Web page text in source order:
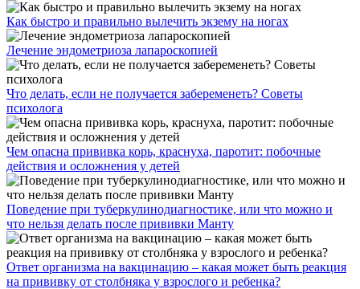
Как быстро и правильно вылечить экзему на ногах
Лечение эндометриоза лапароскопией
Что делать, если не получается забеременеть? Советы
психолога
Чем опасна прививка корь, краснуха, паротит: побочные
действия и осложнения у детей
Поведение при туберкулинодиагностике, или что можно и
что нельзя делать после прививки Манту
Ответ организма на вакцинацию – какая может быть реакция
на прививку от столбняка у взрослого и ребенка?